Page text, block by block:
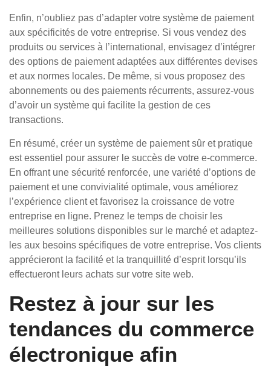
Enfin, n’oubliez pas d’adapter votre système de paiement
aux spécificités de votre entreprise. Si vous vendez des
produits ou services à l’international, envisagez d’intégrer
des options de paiement adaptées aux différentes devises
et aux normes locales. De même, si vous proposez des
abonnements ou des paiements récurrents, assurez-vous
d’avoir un système qui facilite la gestion de ces
transactions.
En résumé, créer un système de paiement sûr et pratique
est essentiel pour assurer le succès de votre e-commerce.
En offrant une sécurité renforcée, une variété d’options de
paiement et une convivialité optimale, vous améliorez
l’expérience client et favorisez la croissance de votre
entreprise en ligne. Prenez le temps de choisir les
meilleures solutions disponibles sur le marché et adaptez-
les aux besoins spécifiques de votre entreprise. Vos clients
apprécieront la facilité et la tranquillité d’esprit lorsqu’ils
effectueront leurs achats sur votre site web.
Restez à jour sur les
tendances du commerce
électronique afin